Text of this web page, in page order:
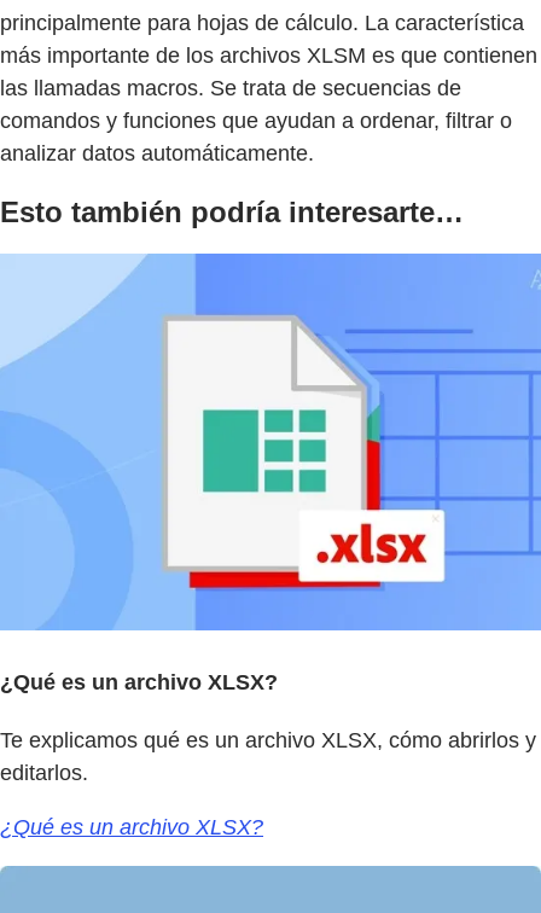
principalmente para hojas de cálculo. La característica
más importante de los archivos XLSM es que contienen
las llamadas macros. Se trata de secuencias de
comandos y funciones que ayudan a ordenar, filtrar o
analizar datos automáticamente.
Esto también podría interesarte…
¿Qué es un archivo XLSX?
Te explicamos qué es un archivo XLSX, cómo abrirlos y
editarlos.
¿Qué es un archivo XLSX?